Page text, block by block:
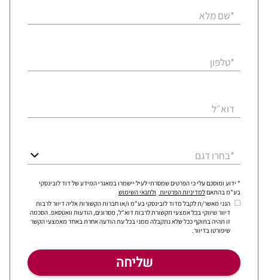
*שם מלא
*טלפון
דוא״ל
*בחרו דגם
* ידוע ומוסכם עלי כי הפרטים שמסרתי לעיל יישמרו במאגרי המידע של דוד לובינסקי
בע"מ בהתאםלמדיניות הפרטיות ולתנאי השימוש
הנני מאשר/ת לקבל מדוד לובינסקי בע"מ ו/או חברות הקשורות אליה דיוור לרבות
דיוור שיווקי בכל אמצעי תקשורת לרבות דוא"ל, מסרונים, הודעות וואטסאפ. הסכמה
זו תהיה בתוקף ככל שלא נתקבלה ממני בכל עת הודעה אחרת באחד מאמצעי הקשר
שיפורטו בדיוור.